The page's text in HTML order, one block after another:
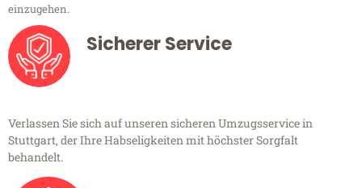
einzugehen.
Sicherer Service
Verlassen Sie sich auf unseren sicheren Umzugsservice in
Stuttgart, der Ihre Habseligkeiten mit höchster Sorgfalt
behandelt.